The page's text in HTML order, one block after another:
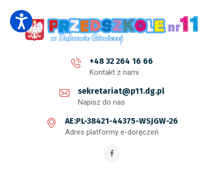
+48 32 264 16 66
Kontakt z nami
sekretariat@p11.dg.pl
Napisz do nas
AE:PL-38421-44375-WSJGW-26
Adres platformy e-doręczeń